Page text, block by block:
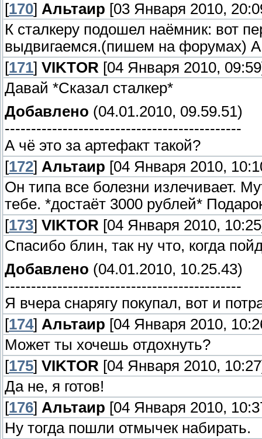
[170] Альтаир [03 Января 2010,
К сталкеру подошел наёмник: вот
выдвигаемся.(пишем на форумах)
[171] VIKTOR [04 Января 2010,
Давай *Сказал сталкер*
Добавлено (04.01.2010, 09.59.51)
---------------------------------------------
А чё это за артефакт такой?
[172] Альтаир [04 Января 2010,
Он типа все болезни излечивает.
тебе. *достаёт 3000 рублей*
[173] VIKTOR [04 Января 2010,
Спасибо блин, так ну что, когда
Добавлено (04.01.2010, 10.25.43)
---------------------------------------------
Я вчера снарягу покупал, вот и
[174] Альтаир [04 Января 2010,
Может ты хочешь отдохнуть?
[175] VIKTOR [04 Января 2010,
Да не, я готов!
[176] Альтаир [04 Января 2010,
Ну тогда пошли отмычек набирать.